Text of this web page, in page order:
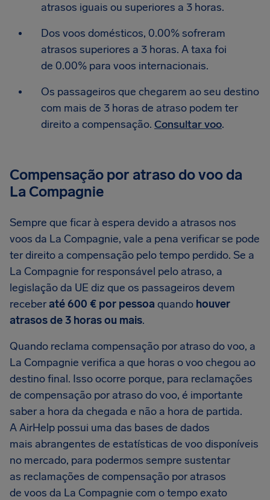
atrasos iguais ou superiores a 3 horas.
Dos voos domésticos, 0.00% sofreram
atrasos superiores a 3 horas. A taxa foi
de 0.00% para voos internacionais.
Os passageiros que chegarem ao seu destino
com mais de 3 horas de atraso podem ter
direito a compensação. Consultar voo.
Compensação por atraso do voo da
La Compagnie
Sempre que ficar à espera devido a atrasos nos
voos da La Compagnie, vale a pena verificar se pode
ter direito a compensação pelo tempo perdido. Se a
La Compagnie for responsável pelo atraso, a
legislação da UE diz que os passageiros devem
receberaté 600 € por pessoa quando houver
atrasos de 3 horas ou mais.
Quando reclama compensação por atraso do voo, a
La Compagnie verifica a que horas o voo chegou ao
destino final. Isso ocorre porque, para reclamações
de compensação por atraso do voo, é importante
saber a hora da chegada e não a hora de partida.
A AirHelp possui uma das bases de dados
mais abrangentes de estatísticas de voo disponíveis
no mercado, para podermos sempre sustentar
as reclamações de compensação por atrasos
de voos da La Compagnie com o tempo exato